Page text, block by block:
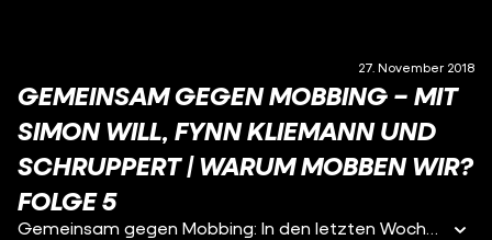
27. November 2018
GEMEINSAM GEGEN MOBBING – MIT
SIMON WILL, FYNN KLIEMANN UND
SCHRUPPERT | WARUM MOBBEN WIR?
FOLGE 5
Gemeinsam gegen Mobbing: In den letzten Wochen habe ich gemerkt, wie viele Menschen in meiner Umgebung - aber auch von euch - von Mobbing betroffen sind oder waren. Fast jeder hat Erfahrungen mit ständigen Hänseleien oder Anfeindungen. Auch viele Stars, YouTuber und prominente Persönlichkeiten, die heute so unglaublich selbstbewusst und stark sind, wurden gemobbt.